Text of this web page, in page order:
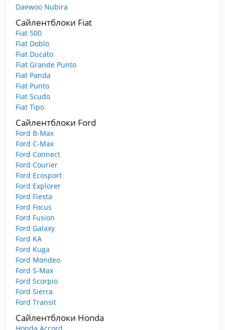
Daewoo Nubira
Сайлентблоки Fiat
Fiat 500
Fiat Doblo
Fiat Ducato
Fiat Grande Punto
Fiat Panda
Fiat Punto
Fiat Scudo
Fiat Tipo
Сайлентблоки Ford
Ford B-Max
Ford C-Max
Ford Connect
Ford Courier
Ford Ecosport
Ford Explorer
Ford Fiesta
Ford Focus
Ford Fusion
Ford Galaxy
Ford KA
Ford Kuga
Ford Mondeo
Ford S-Max
Ford Scorpio
Ford Sierra
Ford Transit
Сайлентблоки Honda
Honda Accord